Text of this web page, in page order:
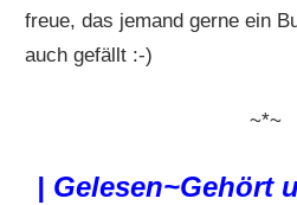
freue, das jemand gerne ein
auch gefällt :-)
~*~
| Gelesen~Gehört